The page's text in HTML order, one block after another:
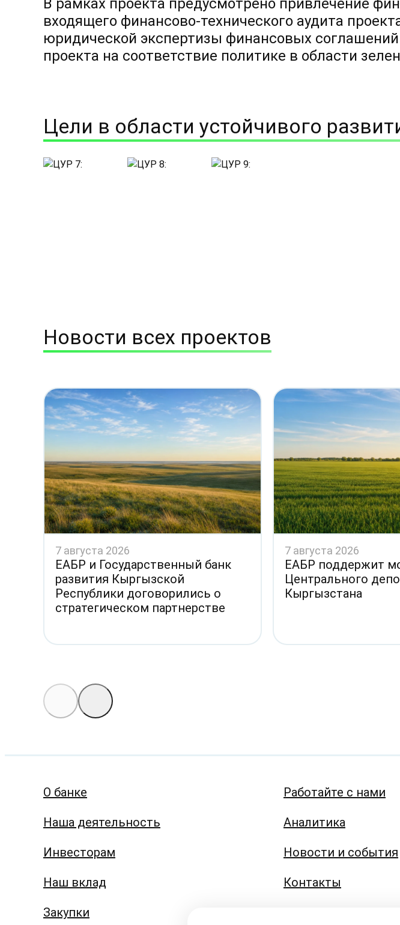
В рамках проекта предусмотрено привлечение
входящего финансово-технического аудита
юридической экспертизы финансовых
проекта на соответствие политике в области
Цели в области устойчивого
Новости всех проектов
7 августа 2026
ЕАБР и Государственный банк
развития Кыргызской
Республики договорились о
стратегическом партнерстве
7 августа 2026
ЕАБР поддержит
Центрального
Кыргызстана
О банке
Наша деятельность
Инвесторам
Наш вклад
Закупки
Работайте с нами
Аналитика
Новости и события
Контакты